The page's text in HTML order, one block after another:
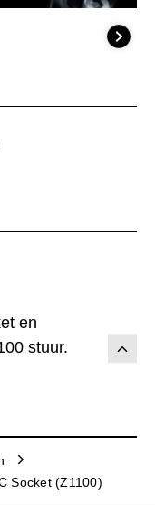
en
stuur.
Socket (Z1100)